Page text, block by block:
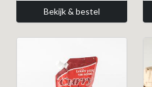
Bekijk & bestel